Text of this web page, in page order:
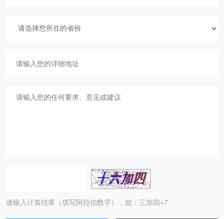
请输入计算结果（填写阿拉伯数字），如：三加四=7